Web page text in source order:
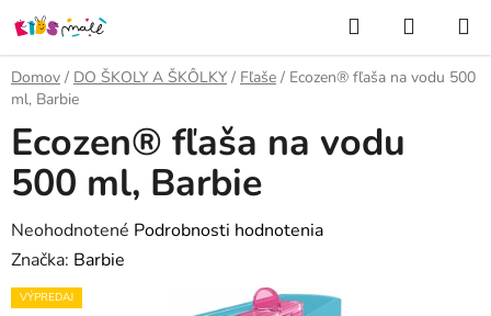
Prejsť
na
obsah
Hľadať
KOŠÍK
Domov / DO ŠKOLY A ŠKÔLKY / Fľaše / Ecozen® fľaša na vodu 500
ml, Barbie
Ecozen® fľaša na vodu
500 ml, Barbie
Priemerné
hodnotenie
produktu
Neohodnotené Podrobnosti hodnotenia
Značka: Barbie
VÝPREDAJ